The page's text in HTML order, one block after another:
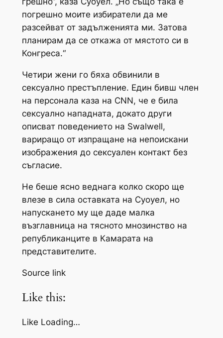
погрешно моите избиратели да ме
разсейват от задълженията ми. Затова
планирам да се откажа от мястото си в
Конгреса.“
Четири жени го бяха обвинили в
сексуално престъпление. Един бивш член
на персонала каза на CNN, че е била
сексуално нападната, докато други
описват поведението на Swalwell,
вариращо от изпращане на непоискани
изображения до сексуален контакт без
съгласие.
Не беше ясно веднага колко скоро ще
влезе в сила оставката на Суоуел, но
напускането му ще даде малка
възглавница на тясното мнозинство на
републиканците в Камарата на
представителите.
Source link
Like this:
Like Loading…